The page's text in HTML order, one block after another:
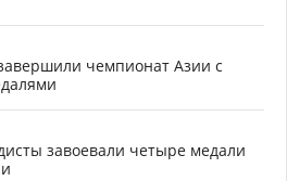
чемпионат Азии с
завоевали четыре медали